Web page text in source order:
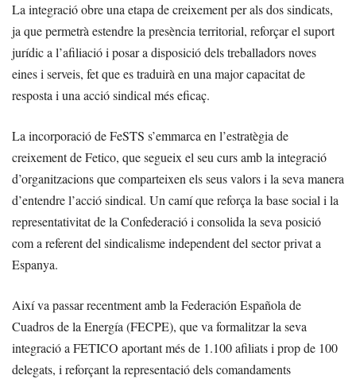
La integració obre una etapa de creixement per als dos sindicats,
ja que permetrà estendre la presència territorial, reforçar el suport
jurídic a l’afiliació i posar a disposició dels treballadors noves
eines i serveis, fet que es traduirà en una major capacitat de
resposta i una acció sindical més eficaç.
La incorporació de FeSTS s’emmarca en l’estratègia de
creixement de Fetico, que segueix el seu curs amb la integració
d’organitzacions que comparteixen els seus valors i la seva manera
d’entendre l’acció sindical. Un camí que reforça la base social i la
representativitat de la Confederació i consolida la seva posició
com a referent del sindicalisme independent del sector privat a
Espanya.
Així va passar recentment amb la Federación Española de
Cuadros de la Energía (FECPE), que va formalitzar la seva
integració a FETICO aportant més de 1.100 afiliats i prop de 100
delegats, i reforçant la representació dels comandaments